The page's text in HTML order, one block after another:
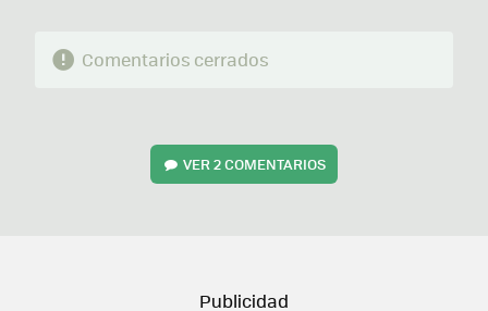
Comentarios cerrados
VER2 COMENTARIOS